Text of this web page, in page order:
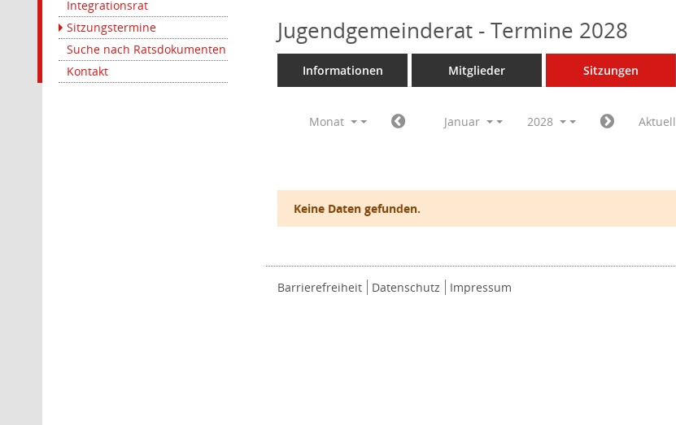
Integrationsrat
Sitzungstermine
Suche nach Ratsdokumenten
Kontakt
Jugendgemeinderat - Termine 2028
Informationen Mitglieder Sitzungen
Monat Januar 2028 Aktuell
Keine Daten gefunden.
Barrierefreiheit Datenschutz Impressum